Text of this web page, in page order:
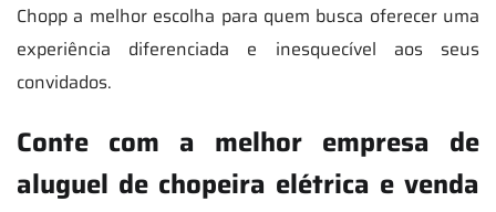
Chopp a melhor escolha para quem busca oferecer uma
experiência diferenciada e inesquecível aos seus
convidados.
Conte com a melhor empresa de
aluguel de chopeira elétrica e venda